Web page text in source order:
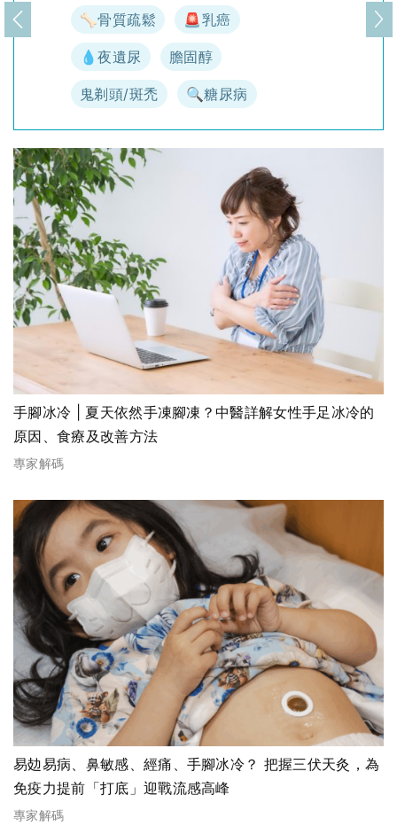
🦴骨質疏鬆 🚨乳癌
💧夜遺尿 膽固醇
鬼剃頭/斑禿 🔍糖尿病
上一頁 下
手腳冰冷 | 夏天依然手凍腳凍？中醫詳解女性手足冰冷的
原因、食療及改善方法
專家解碼
易攰易病、鼻敏感、經痛、手腳冰冷？ 把握三伏天灸，為
免疫力提前「打底」迎戰流感高峰
專家解碼